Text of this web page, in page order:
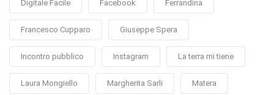
Digitale Facile Facebook Ferrandina
Francesco Cupparo Giuseppe Spera
Incontro pubblico Instagram La terra mi tiene
Laura Mongiello Margherita Sarli Matera